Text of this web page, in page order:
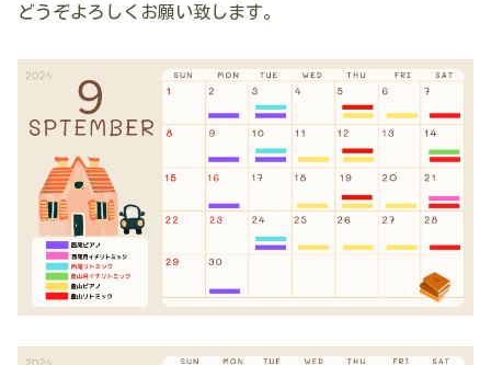
どうぞよろしくお願い致します。